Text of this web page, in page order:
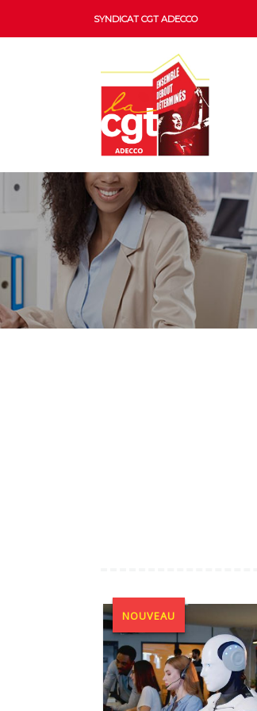
SYNDICAT CGT ADECCO
NOUVEAU